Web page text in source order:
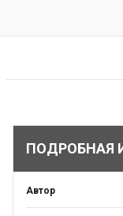
ПОДРОБНАЯ
Автор